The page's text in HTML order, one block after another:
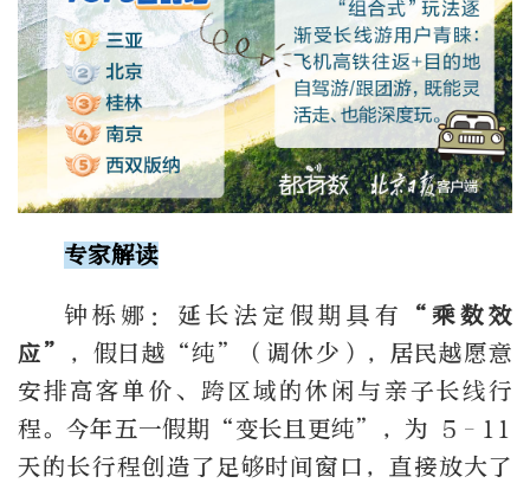
专家解读
钟栎娜：延长法定假期具有
“乘数效
应”
，假日越 “纯”
（调休少），居民越愿意
安排高客单价、跨区域的休闲与亲子长线行
程。今年五一假期 “变长且更纯” ，为 5–11
天的长行程创造了足够时间窗口，直接放大了